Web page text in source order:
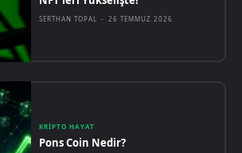
SERTHAN TOPAL - 26 TEMMUZ 2026
KRIPTO HAYAT
Pons Coin Nedir?